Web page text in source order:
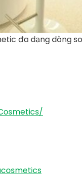
đa dạng dòng